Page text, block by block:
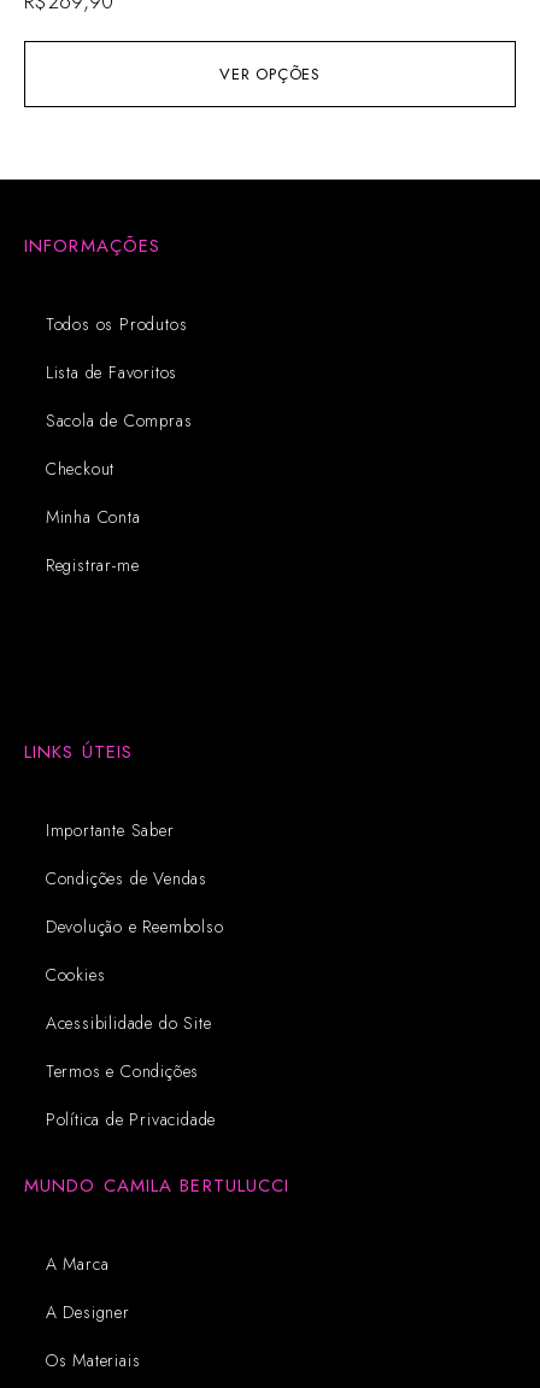
VER OPÇÕES
INFORMAÇÕES
Todos os Produtos
Lista de Favoritos
Sacola de Compras
Checkout
Minha Conta
Registrar-me
LINKS ÚTEIS
Importante Saber
Condições de Vendas
Devolução e Reembolso
Cookies
Acessibilidade do Site
Termos e Condições
Política de Privacidade
MUNDO CAMILA BERTULUCCI
A Marca
A Designer
Os Materiais